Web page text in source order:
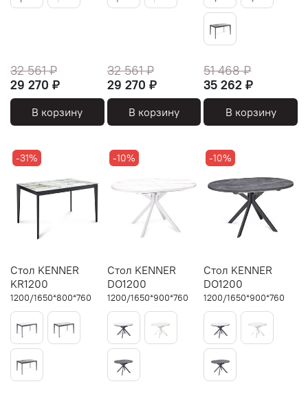
32 561 ₽
29 270 ₽
В корзину
32 561 ₽
29 270 ₽
В корзину
51 468 ₽
35 262 ₽
В корзину
-31%
Стол KENNER
KR1200
1200/1650*800*760
-10%
Стол KENNER
DO1200
1200/1650*900*760
-10%
Стол KENNER
DO1200
1200/1650*900*760